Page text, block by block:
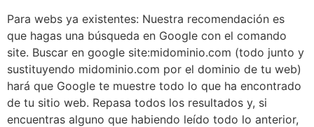
Para webs ya existentes: Nuestra recomendación es
que hagas una búsqueda en Google con el comando
site. Buscar en google site:midominio.com (todo junto y
sustituyendo midominio.com por el dominio de tu web)
hará que Google te muestre todo lo que ha encontrado
de tu sitio web. Repasa todos los resultados y, si
encuentras alguno que habiendo leído todo lo anterior,